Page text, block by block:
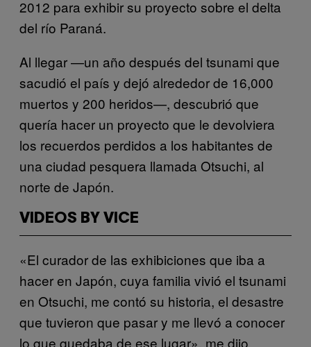
2012 para exhibir su proyecto sobre el delta
del río Paraná.
Al llegar —un año después del tsunami que
sacudió el país y dejó alrededor de 16,000
muertos y 200 heridos—, descubrió que
quería hacer un proyecto que le devolviera
los recuerdos perdidos a los habitantes de
una ciudad pesquera llamada Otsuchi, al
norte de Japón.
VIDEOS BY VICE
«El curador de las exhibiciones que iba a
hacer en Japón, cuya familia vivió el tsunami
en Otsuchi, me contó su historia, el desastre
que tuvieron que pasar y me llevó a conocer
lo que quedaba de ese lugar», me dijo